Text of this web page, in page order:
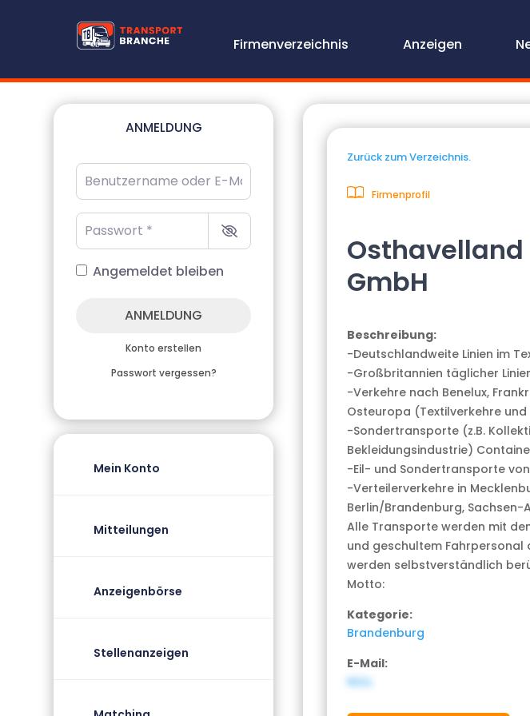
Firmenverzeichnis Anzeigen
ANMELDUNG
Benutzername oder E-Mail-Adresse
Passwort
Angemeldet bleiben
ANMELDUNG
Konto erstellen
Passwort vergessen?
Mein Konto
Mitteilungen
Anzeigenbörse
Stellenanzeigen
Zurück zum Verzeichnis.
Firmenprofil
GmbH
Beschreibung:
-Deutschlandweite Linien im
-Großbritannien täglicher
-Verkehre nach Benelux,
Osteuropa (Textilverkehre
-Sondertransporte (z.B.
Bekleidungsindustrie)
-Eil- und Sondertransporte von
-Verteilerverkehre in
Berlin/Brandenburg, Sachsen-
Alle Transporte werden mit
und geschultem
werden selbstverständlich
Motto:
Kategorie:
Brandenburg
E-Mail:
NULL